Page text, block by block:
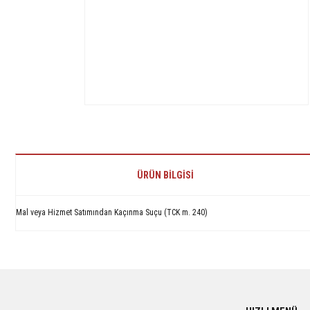
ÜRÜN BILGISI
Mal veya Hizmet Satımından Kaçınma Suçu (TCK m. 240)